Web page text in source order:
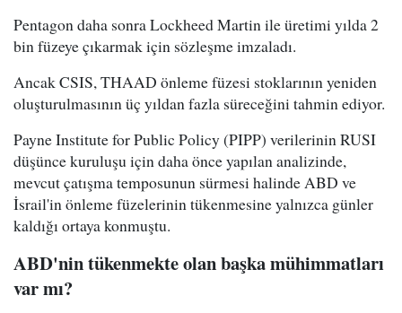
Pentagon daha sonra Lockheed Martin ile üretimi yılda 2
bin füzeye çıkarmak için sözleşme imzaladı.
Ancak CSIS, THAAD önleme füzesi stoklarının yeniden
oluşturulmasının üç yıldan fazla süreceğini tahmin ediyor.
Payne Institute for Public Policy (PIPP) verilerinin RUSI
düşünce kuruluşu için daha önce yapılan analizinde,
mevcut çatışma temposunun sürmesi halinde ABD ve
İsrail'in önleme füzelerinin tükenmesine yalnızca günler
kaldığı ortaya konmuştu.
ABD'nin tükenmekte olan başka mühimmatları
var mı?